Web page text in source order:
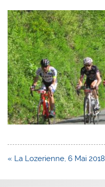
Navigation
l’article
« La Lozerienne, 6 Mai 2018